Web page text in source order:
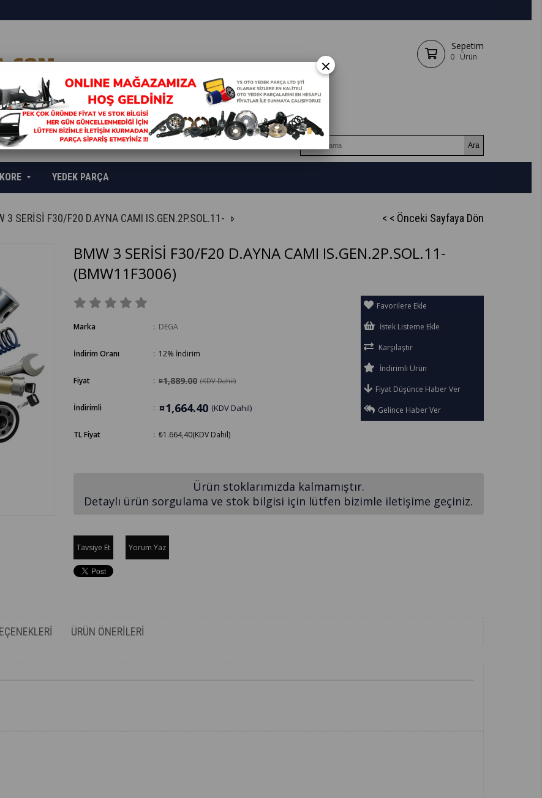
Sepetim
0 Ürün
YEDEK PARÇA
3 SERİSİ F30/F20 D.AYNA CAMI IS.GEN.2P.SOL.11- < < Önceki Sayfaya Dön
BMW 3 SERİSİ F30/F20 D.AYNA CAMI IS.GEN.2P.SOL.11-
(BMW11F3006)
Marka : DEGA
İndirim Oranı : %
12 İndirim
Fiyat : ¤1,889.00 (KDV Dahil)
İndirimli : ¤1,664.40 (KDV Dahil)
TL Fiyat : ₺1.664,40(KDV Dahil)
Favorilere Ekle
İstek Listeme Ekle
Karşılaştır
İndirimli Ürün
Fiyat Düşünce Haber Ver
Gelince Haber Ver
Ürün stoklarımızda kalmamıştır.
Detaylı ürün sorgulama ve stok bilgisi için lütfen bizimle iletişime geçiniz.
Tavsiye Et Yorum Yaz
ÜRÜN ÖNERILERI
×